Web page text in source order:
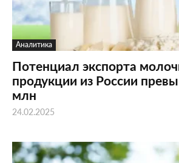
Аналитика
Потенциал экспорта
продукции из России
млн
24.02.2025